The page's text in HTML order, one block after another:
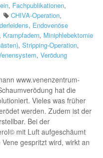
, Fachpublikationen,
CHIVA-Operation,
, Endovenöse
, Krampfadern, Miniphlebektomie
, Stripping-Operation,
, Verödung
www.venenzentrum-
hat die
Vieles was früher
werden. Zudem ist der
Bei der
mit Luft aufgeschäumt
gespritzt wird, wirkt an